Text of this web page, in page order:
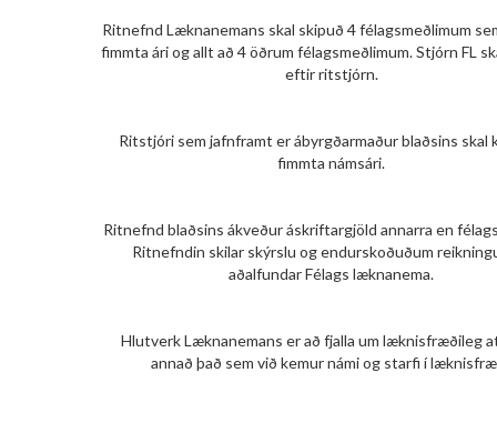
Ritnefnd Læknanemans skal skipuð 4 félagsmeðlimum
fimmta ári og allt að 4 öðrum félagsmeðlimum. Stjórn FL
eftir ritstjórn.
Ritstjóri sem jafnframt er ábyrgðarmaður blaðsins skal
fimmta námsári.
Ritnefnd blaðsins ákveður áskriftargjöld annarra en
Ritnefndin skilar skýrslu og endurskoðuðum
aðalfundar Félags læknanema.
Hlutverk Læknanemans er að fjalla um læknisfræðileg
annað það sem við kemur námi og starfi í